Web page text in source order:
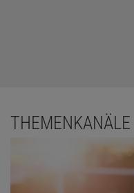
THEMENKANÄLE